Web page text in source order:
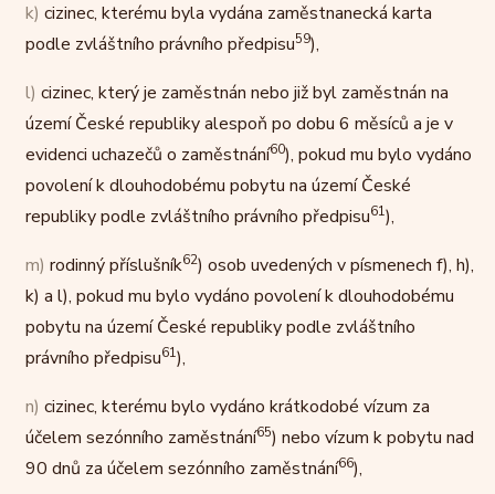
k) cizinec, kterému byla vydána zaměstnanecká karta
podle zvláštního právního předpisu59),
l) cizinec, který je zaměstnán nebo již byl zaměstnán na
území České republiky alespoň po dobu 6 měsíců a je v
evidenci uchazečů o zaměstnání60), pokud mu bylo vydáno
povolení k dlouhodobému pobytu na území České
republiky podle zvláštního právního předpisu61),
m) rodinný příslušník62) osob uvedených v písmenech f), h),
k) a l), pokud mu bylo vydáno povolení k dlouhodobému
pobytu na území České republiky podle zvláštního
právního předpisu61),
n) cizinec, kterému bylo vydáno krátkodobé vízum za
účelem sezónního zaměstnání65) nebo vízum k pobytu nad
90 dnů za účelem sezónního zaměstnání66),